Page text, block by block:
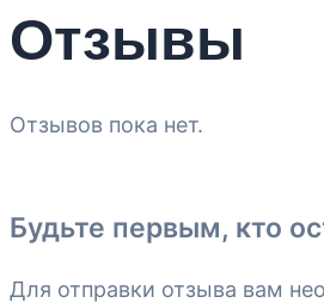
Отзывы
Отзывов пока нет.
Будьте первым, кто
Для отправки отзыва вам